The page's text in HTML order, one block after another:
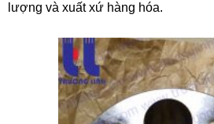
lượng và xuất xứ hàng hóa.